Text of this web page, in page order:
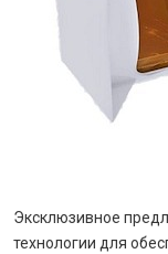
Эксклюзивное
технологии для